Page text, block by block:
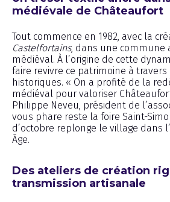
médiévale de Châteaufort
Tout commence en 1982, avec la
Castelfortains, dans une commune
médiéval. À l’origine de cette
faire revivre ce patrimoine à
historiques. « On a profité de la
médiéval pour valoriser
Philippe Neveu, président de
vous phare reste la foire Saint-
d’octobre replonge le village dans
Âge.
Des ateliers de création
transmission artisanale